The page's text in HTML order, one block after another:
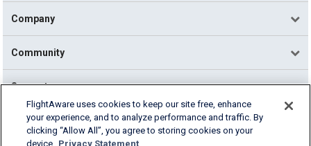
Company
Community
Support
English (USA)
2026 FlightAware
FlightAware uses cookies to keep our site free, enhance
your experience, and to analyze performance and traffic. By
clicking “Allow All”, you agree to storing cookies on your
device. Privacy Statement